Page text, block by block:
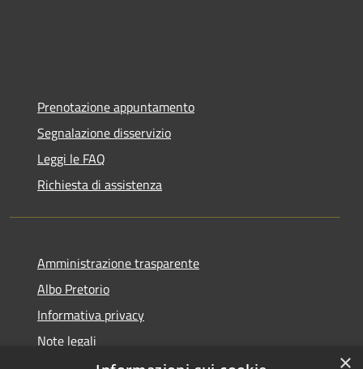
Prenotazione appuntamento
Segnalazione disservizio
Leggi le FAQ
Richiesta di assistenza
Amministrazione trasparente
Albo Pretorio
Informativa privacy
Note legali
×